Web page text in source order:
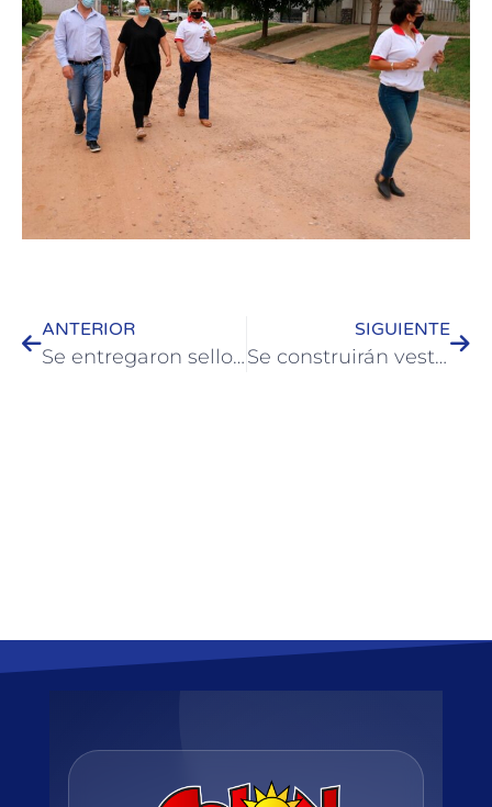
ANTERIOR
Se entregaron sellos de Seguridad Sanitaria Turística a Instituciones
SIGUIENTE
Se construirán vestuarios y sanitarios en el predio de Colón Rugby Club